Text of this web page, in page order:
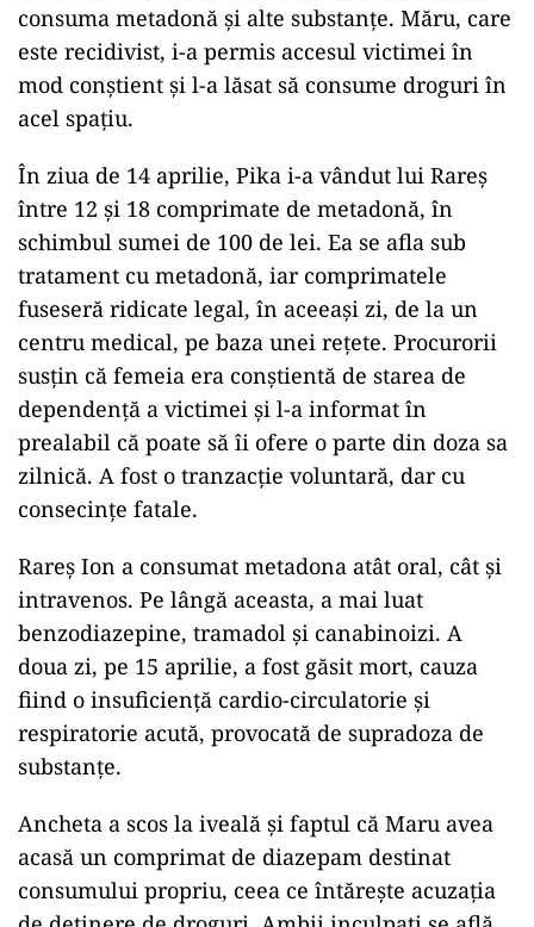
consuma metadonă și alte substanțe. Măru, care
este recidivist, i-a permis accesul victimei în
mod conștient și l-a lăsat să consume droguri în
acel spațiu.
ad
În ziua de 14 aprilie, Pika i-a vândut lui Rareș
între 12 și 18 comprimate de metadonă, în
schimbul sumei de 100 de lei. Ea se afla sub
tratament cu metadonă, iar comprimatele
fuseseră ridicate legal, în aceeași zi, de la un
centru medical, pe baza unei rețete. Procurorii
susțin că femeia era conștientă de starea de
dependență a victimei și l-a informat în
zilnică. A fost o tranzacție voluntară, dar cu
consecințe fatale.
Rareș Ion a consumat metadona atât oral, cât și